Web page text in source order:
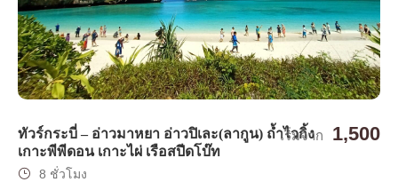
ทัวร์กระบี่ – อ่าวมาหยา อ่าวปิเละ(ลากูน) ถ้ำไวกิ้ง
เกาะพีพีดอน เกาะไผ่ เรือสปีดโบ๊ท
เริ่มจาก 1,500
8 ชั่วโมง